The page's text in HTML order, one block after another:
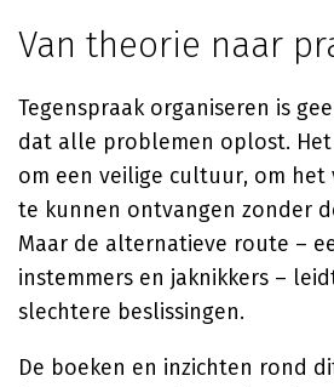
Van theorie naar
Tegenspraak organiseren is
dat alle problemen oplost.
om een veilige cultuur, om het
te kunnen ontvangen zonder
Maar de alternatieve route –
instemmers en jaknikkers –
slechtere beslissingen.
De boeken en inzichten rond